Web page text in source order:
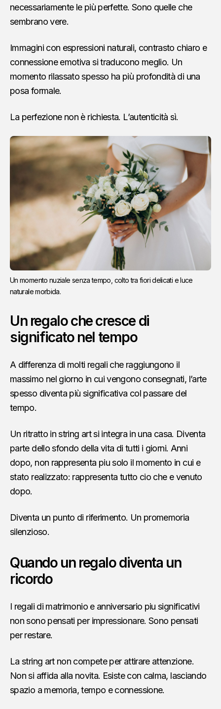
necessariamente le più perfette. Sono quelle che
sembrano vere.
Immagini con espressioni naturali, contrasto chiaro e
connessione emotiva si traducono meglio. Un
momento rilassato spesso ha più profondità di una
posa formale.
La perfezione non è richiesta. L’autenticità sì.
Un momento nuziale senza tempo, colto tra fiori delicati e luce
naturale morbida.
Un regalo che cresce di
significato nel tempo
A differenza di molti regali che raggiungono il
massimo nel giorno in cui vengono consegnati, l’arte
spesso diventa più significativa col passare del
tempo.
Un ritratto in string art si integra in una casa. Diventa
parte dello sfondo della vita di tutti i giorni. Anni
dopo, non rappresenta piu solo il momento in cui e
stato realizzato: rappresenta tutto cio che e venuto
dopo.
Diventa un punto di riferimento. Un promemoria
silenzioso.
Quando un regalo diventa un
ricordo
I regali di matrimonio e anniversario piu significativi
non sono pensati per impressionare. Sono pensati
per restare.
La string art non compete per attirare attenzione.
Non si affida alla novita. Esiste con calma, lasciando
spazio a memoria, tempo e connessione.